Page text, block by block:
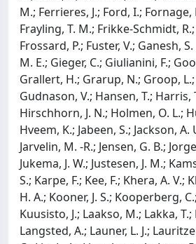
M.; Ferrieres, J.; Ford, I.; Fornage,
Frayling, T. M.; Frikke-Schmidt,
Frossard, P.; Fuster, V.; Ganesh,
M. E.; Gieger, C.; Giulianini, F.;
Grallert, H.; Grarup, N.; Groop,
Gudnason, V.; Hansen, T.; Harris,
Hirschhorn, J. N.; Holmen, O. L.;
Hveem, K.; Jabeen, S.; Jackson, A.
Jarvelin, M. -R.; Jensen, G. B.;
Jukema, J. W.; Justesen, J. M.;
S.; Karpe, F.; Kee, F.; Khera, A. V.;
H. A.; Kooner, J. S.; Kooperberg,
Kuusisto, J.; Laakso, M.; Lakka,
Langsted, A.; Launer, L. J.;